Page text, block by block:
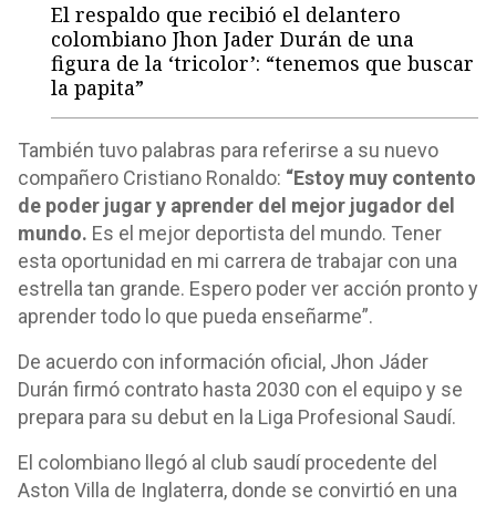
El respaldo que recibió el delantero
colombiano Jhon Jader Durán de una
figura de la ‘tricolor’: “tenemos que buscar
la papita”
También tuvo palabras para referirse a su nuevo
compañero Cristiano Ronaldo: “Estoy muy contento
de poder jugar y aprender del mejor jugador del
mundo. Es el mejor deportista del mundo. Tener
esta oportunidad en mi carrera de trabajar con una
estrella tan grande. Espero poder ver acción pronto y
aprender todo lo que pueda enseñarme”.
De acuerdo con información oficial, Jhon Jáder
Durán firmó contrato hasta 2030 con el equipo y se
prepara para su debut en la Liga Profesional Saudí.
El colombiano llegó al club saudí procedente del
Aston Villa de Inglaterra, donde se convirtió en una